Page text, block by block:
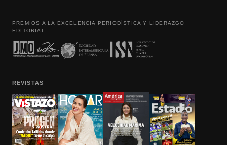
PREMIOS A LA EXCELENCIA PERIODÍSTICA Y LIDERAZGO
EDITORIAL
REVISTAS